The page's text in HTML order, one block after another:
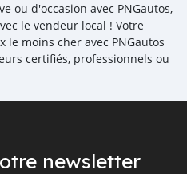
ou d'occasion avec PNGautos,
le vendeur local ! Votre
moins cher avec PNGautos
certifiés, professionnels ou
newsletter